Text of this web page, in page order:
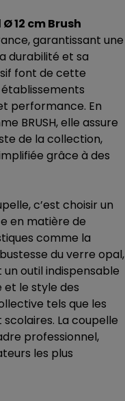
12 cm Brush
garantissant une
durabilité et sa
font de cette
performance. En
BRUSH, elle assure
de la collection,
grâce à des
c’est choisir un
en matière de
comme la
du verre opal,
outil indispensable
et le style des
tels que les
scolaires. La coupelle
professionnel,
les plus